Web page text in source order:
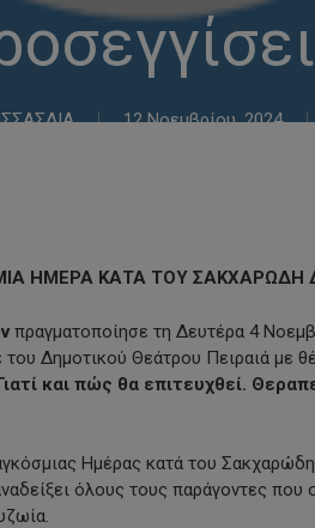
12 Νοεμβρίου, 2024
ΗΜΕΡΑ ΚΑΤΑ ΤΟΥ ΣΑΚΧΑΡΩΔΗ
πραγματοποίησε τη Δευτέρα 4
Δημοτικού Θεάτρου Πειραιά με
και πώς θα επιτευχθεί.
Ημέρας κατά του Σακχαρώδη
όλους τους παράγοντες που